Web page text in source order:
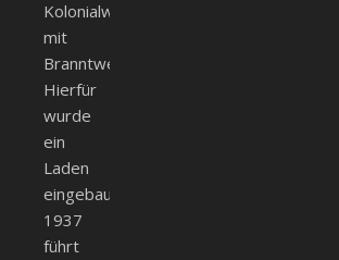
Kolonialwarenladen
mit
Branntweinverkauf.
Hierfür
wurde
ein
Laden
eingebaut.
1937
führt